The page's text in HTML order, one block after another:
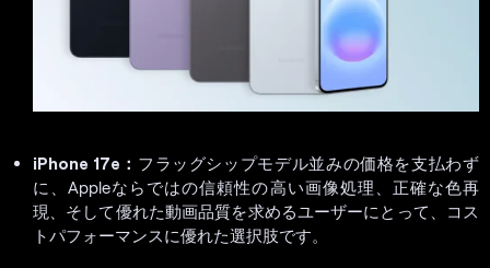
iPhone 17e： フラッグシップモデル並みの価格を支払わず
に、Appleならではの信頼性の高い画像処理、正確な色再
現、そして優れた動画品質を求めるユーザーにとって、コス
トパフォーマンスに優れた選択肢です。